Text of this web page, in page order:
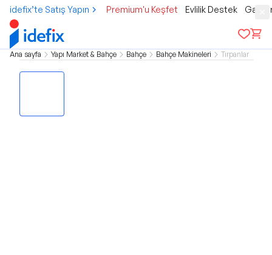
idefix’te Satış Yapın Premium'u Keşfet Evlilik Destek
Ana sayfa Yapı Market & Bahçe Bahçe Bahçe Makineleri Tırpanlar